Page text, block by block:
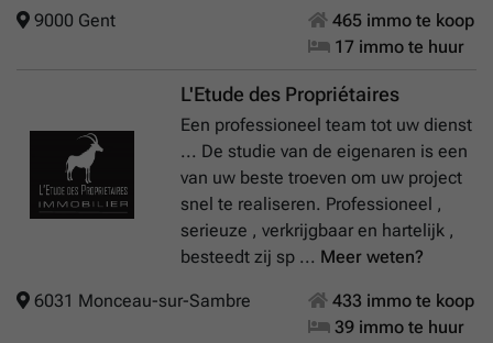
9000 Gent
465 immo te koop
17 immo te huur
L'Etude des Propriétaires
Een professioneel team tot uw dienst
... De studie van de eigenaren is een
van uw beste troeven om uw project
snel te realiseren. Professioneel ,
serieuze , verkrijgbaar en hartelijk ,
besteedt zij sp ... Meer weten?
6031 Monceau-sur-Sambre
433 immo te koop
39 immo te huur